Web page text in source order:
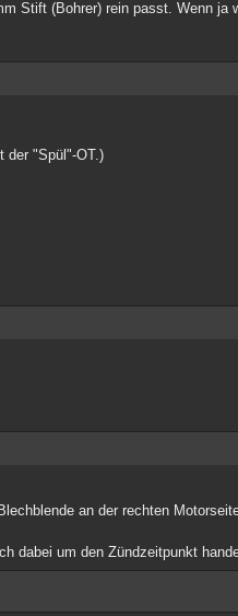
Stift (Bohrer) rein passt. Wenn ja
der "Spül"-OT.)
an der rechten
dabei um den Zündzeitpunkt